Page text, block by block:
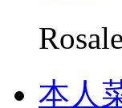
本人